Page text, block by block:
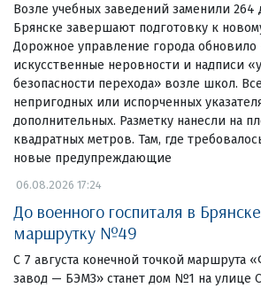
Возле учебных заведений заменили
Брянске завершают подготовку к
Дорожное управление города обновило
искусственные неровности и надписи
безопасности перехода» возле школ.
непригодных или испорченных
дополнительных. Разметку нанесли на
квадратных метров. Там, где
новые предупреждающие
06.08.2026 17:24
До военного госпиталя в
маршрутку №49
С 7 августа конечной точкой маршрута
завод — БЭМЗ» станет дом №1 на улице